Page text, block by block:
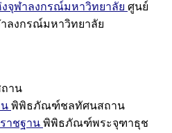
จุฬาลงกรณ์มหาวิทยาลัย ศูนย์
ลงกรณ์มหาวิทยาลัย
าน
พิพิธภัณฑ์ชลทัศนสถาน
าชฐาน พิพิธภัณฑ์พระจุฑาธุช